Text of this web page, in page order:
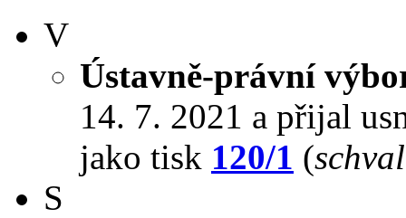
V
Ústavně-právní
14. 7. 2021 a přijal
jako tisk 120/1 (
S